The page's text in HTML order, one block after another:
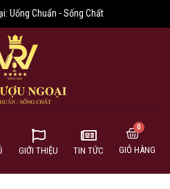
Uống Chuẩn - Sống Chất
GIỚI THIỆU TIN TỨC GIỎ HÀNG